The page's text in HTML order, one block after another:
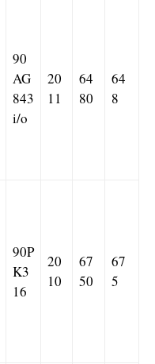
90
AG
843
i/o
20
11
64
80
64
8
90P
K3
16
20
10
67
50
67
5